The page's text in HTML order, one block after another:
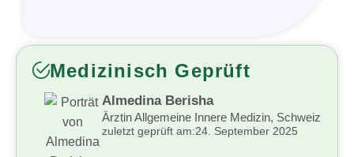
Medizinisch Geprüft
Almedina Berisha
Ärztin Allgemeine Innere Medizin, Schweiz
zuletzt geprüft am:24. September 2025